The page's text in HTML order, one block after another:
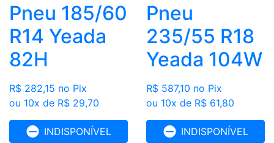
Pneu 185/60
R14 Yeada
82H
R$ 282,15 no Pix
ou 10x de R$ 29,70
INDISPONÍVEL
Pneu
235/55 R18
Yeada 104W
R$ 587,10 no Pix
ou 10x de R$ 61,80
INDISPONÍVEL